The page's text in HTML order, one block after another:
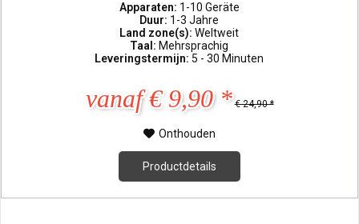
Apparaten: 1-10 Geräte
Duur: 1-3 Jahre
Land zone(s):Weltweit
Taal: Mehrsprachig
Leveringstermijn: 5 - 30 Minuten
vanaf € 9,90 * € 24,90 *
Onthouden
Productdetails